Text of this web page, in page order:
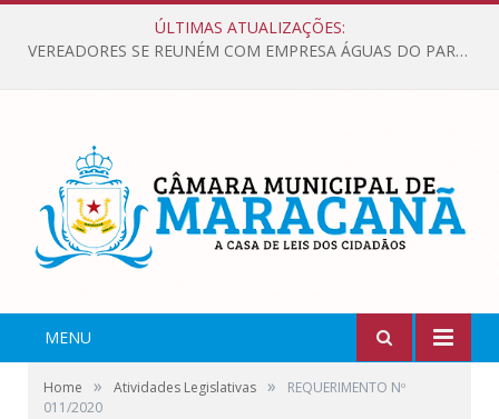
ÚLTIMAS ATUALIZAÇÕES:
VEREADORES SE REUNÉM COM EMPRESA ÁGUAS DO PARÁ, PARA APRESENTAR REIVINDICAÇÕES E MELHORIAS NA QUALIDADE DOS SERVIÇOS OFERECIDOS Á POPULAÇÃO.
MENU
Home » Atividades Legislativas »
REQUERIMENTO Nº
011/2020